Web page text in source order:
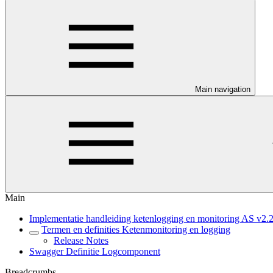
Main navigation
Main
Implementatie handleiding ketenlogging en monitoring AS
Termen en definities Ketenmonitoring en logging
Release Notes
Swagger Definitie Logcomponent